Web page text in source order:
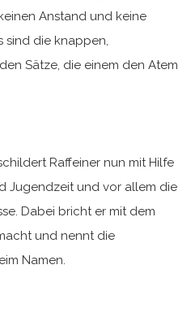
Anstand und keine
sind die knappen,
Sätze, die einem den Atem
Raffeiner nun mit Hilfe
Jugendzeit und vor allem die
Dabei bricht er mit dem
und nennt die
Namen.